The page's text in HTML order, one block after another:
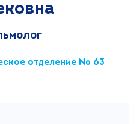
отделение № 63